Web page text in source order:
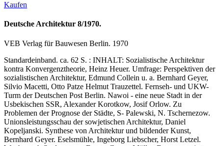
Kaufen
Deutsche Architektur 8/1970.
VEB Verlag für Bauwesen Berlin. 1970
Standardeinband. ca. 62 S. : INHALT: Sozialistische Architektur
kontra Konvergenztheorie, Heinz Heuer. Umfrage: Perspektiven der
sozialistischen Architektur, Edmund Collein u. a. Bernhard Geyer,
Silvio Macetti, Otto Patze Helmut Trauzettel. Fernseh- und UKW-
Turm der Deutschen Post Berlin. Nawoi - eine neue Stadt in der
Usbekischen SSR, Alexander Korotkow, Josif Orlow. Zu
Problemen der Prognose der Städte, S- Palewski, N. Tschernezow.
Unionsleistungsschau der sowjetischen Architektur, Daniel
Kopeljanski. Synthese von Architektur und bildender Kunst,
Bernhard Geyer. Eselsmühle, Ingeborg Liebscher, Horst Letzel.